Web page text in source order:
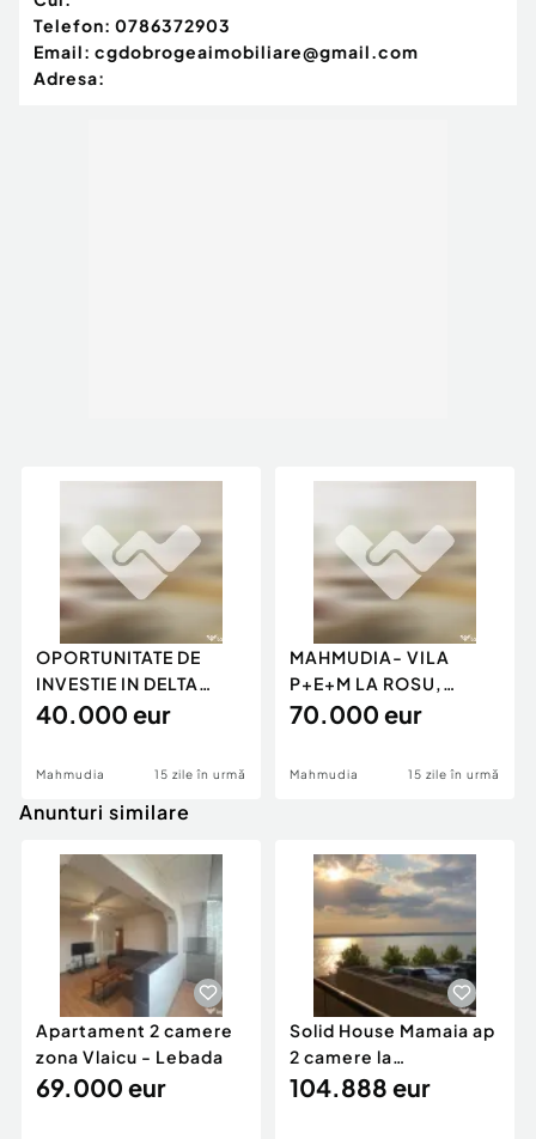
Telefon: 0786372903
Email: cgdobrogeaimobiliare@gmail.com
Adresa:
OPORTUNITATE DE
INVESTIE IN DELTA
DUNARII-TEREN
40.000 eur
Mahmudia 15 zile în urmă
MAHMUDIA- VILA
P+E+M LA ROSU,
TEREN 1250 MP
70.000 eur
Mahmudia 15 zile în urmă
Anunturi similare
Apartament 2 camere
zona Vlaicu - Lebada
69.000 eur
Solid House Mamaia ap
2 camere la
cheie,langa Mega
104.888 eur